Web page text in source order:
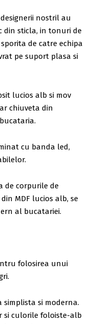
nostril au
din sticla, in tonuri de
de catre echipa
pe suport plasa si
lucios alb si mov
chiuveta din
cu banda led,
de corpurile de
MDF lucios alb, se
al bucatariei.
folosirea unui
simplista si moderna.
si culorile foloiste-alb